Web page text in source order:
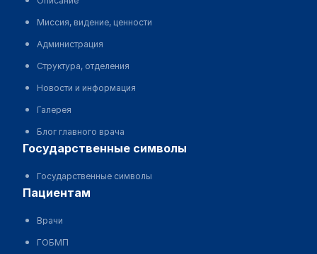
Миссия, видение, ценности
Администрация
Структура, отделения
Новости и информация
Галерея
Блог главного врача
государственные символы
Государственные символы
пациентам
Врачи
ГОБМП